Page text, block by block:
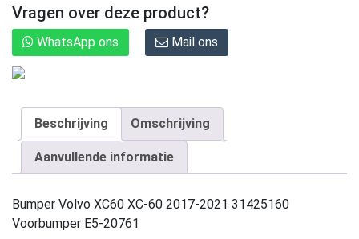
Vragen over deze product?
WhatsApp ons Mail ons
Beschrijving Omschrijving
Aanvullende informatie
Bumper Volvo XC60 XC-60 2017-2021 31425160
Voorbumper E5-20761